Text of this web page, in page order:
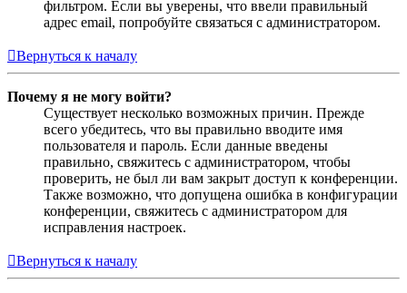
фильтром. Если вы уверены, что ввели правильный
адрес email, попробуйте связаться с администратором.
Вернуться к началу
Почему я не могу войти?
Существует несколько возможных причин. Прежде
всего убедитесь, что вы правильно вводите имя
пользователя и пароль. Если данные введены
правильно, свяжитесь с администратором, чтобы
проверить, не был ли вам закрыт доступ к конференции.
Также возможно, что допущена ошибка в конфигурации
конференции, свяжитесь с администратором для
исправления настроек.
Вернуться к началу